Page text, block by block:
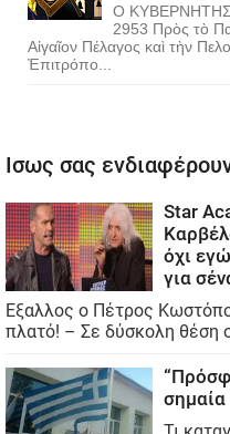
Ο
2953 Πρὸς τὸ
Αἰγαῖον Πέλαγος καὶ τὴν
Ἐπιτρόπο...